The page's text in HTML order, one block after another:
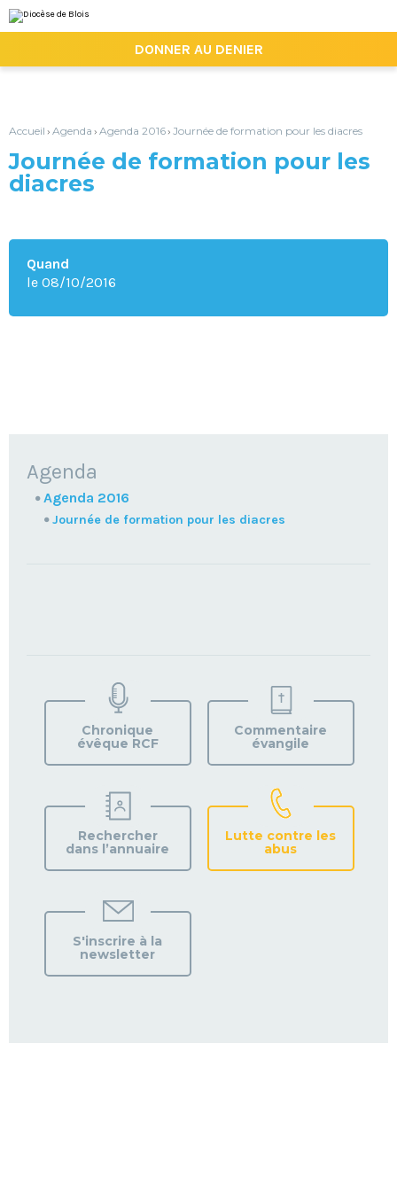
au
contenu.
la
personnels
DONNER AU DENIER
Accueil › Agenda › Agenda 2016› Journée de formation pour les diacres
Journée de formation pour les
diacres
Quand
le 08/10/2016
NAVIGATION
Agenda
Agenda 2016
Journée de formation pour les diacres
VOTRE
PAROISSE
Chronique
évêque RCF
Commentaire
évangile
Rechercher
dans l’annuaire
Lutte contre les
abus
S'inscrire à la
newsletter